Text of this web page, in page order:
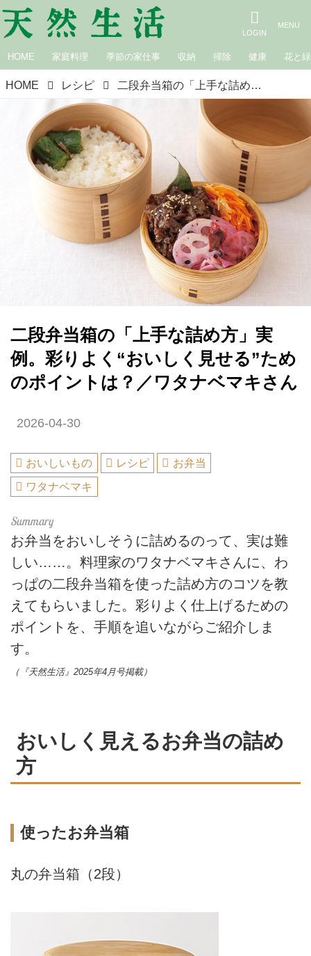
HOME 家庭料理 季節の家仕事 収納 掃除 健康 花と緑
HOME レシピ 二段弁当箱の「上手な詰め方」実例。彩りよく“おいしく見せる”ためのポイントは？／ワタナベマキさん
二段弁当箱の「上手な詰め方」実
例。彩りよく“おいしく見せる”ため
のポイントは？／ワタナベマキさん
2026-04-30
おいしいもの レシピ
お弁当
ワタナベマキ
お弁当をおいしそうに詰めるのって、実は難
しい……。料理家のワタナベマキさんに、わ
っぱの二段弁当箱を使った詰め方のコツを教
えてもらいました。彩りよく仕上げるための
ポイントを、手順を追いながらご紹介しま
す。
（『天然生活』2025年4月号掲載）
おいしく見えるお弁当の詰め
方
使ったお弁当箱
丸の弁当箱（2段）